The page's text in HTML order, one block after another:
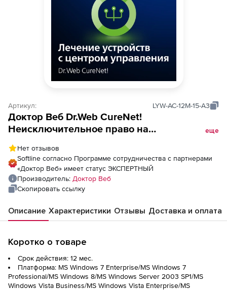
Артикул: LYW-AC-12M-15-A3
Доктор Веб Dr.Web CureNet!
Неисключительное право на
еще
Нет отзывов
Softline согласно Программе сотрудничества с партнерами
«Доктор Веб» имеет статус ЭКСПЕРТНЫЙ
Производитель: Доктор Веб
Скопировать ссылку
Описание Характеристики Отзывы Доставка и оплата
Коротко о товаре
Срок действия: 12 мес.
Платформа: MS Windows 7 Enterprise/MS Windows 7
Professional/MS Windows 8/MS Windows Server 2003 SP1/MS
Windows Vista Business/MS Windows Vista Enterprise/MS